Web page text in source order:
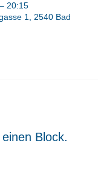
20:15
1, 2540 Bad
Block.